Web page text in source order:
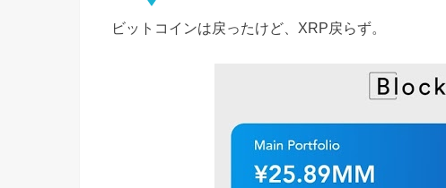
ビットコインは戻ったけど、XRP戻らず。